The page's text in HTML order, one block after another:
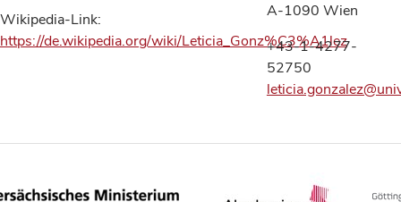
Wikipedia-Link:
https://de.wikipedia.org/wiki/Leticia_Gonz%C3%A1lez
A-1090 Wien
+43-1-4277-
52750